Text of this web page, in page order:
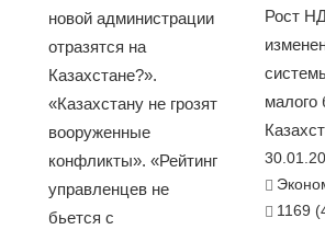
новой администрации
отразятся на
Казахстане?».
«Казахстану не грозят
вооруженные
конфликты». «Рейтинг
управленцев не
бьется с
Рост
малого
1169